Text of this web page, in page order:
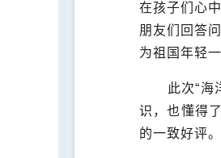
在孩子们心
朋友们回答
为祖国年轻
此次“
识，也懂得
的一致好评。